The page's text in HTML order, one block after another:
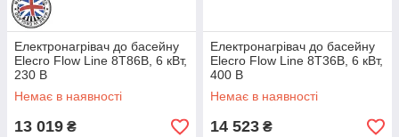
Електронагрівач до басейну
Elecro Flow Line 8Т86В, 6 кВт,
230 В
Немає в наявності
13 019 ₴
Електронагрівач до басейну
Elecro Flow Line 8Т36В, 6 кВт,
400 В
Немає в наявності
14 523 ₴